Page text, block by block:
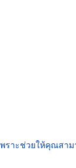
ราะช่วยให้คุณสาม